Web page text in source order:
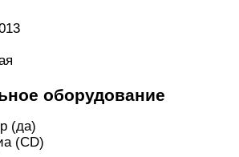
оборудование
(да)
(CD)